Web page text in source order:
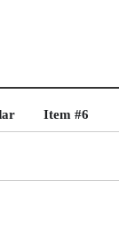
Item #6